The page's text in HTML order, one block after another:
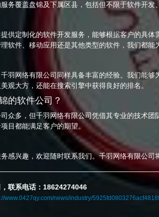
务覆盖盘锦及下属区县，包括但不限于软件开发
供定制化的软件开发服务，能够根据客户的具
软件、移动应用还是其他类型的软件，我们都能
羽网络有限公司同样具备丰富的经验。我们能
观大方，还能在搜索引擎中获得良好的排名。
的软件公司？
众多，但千羽网络有限公司凭借其专业的技术
目都能满足客户的期望。
感兴趣，欢迎随时联系我们。千羽网络有限公司
联系电话：18624274046
www.0427qy.com/news/industry/